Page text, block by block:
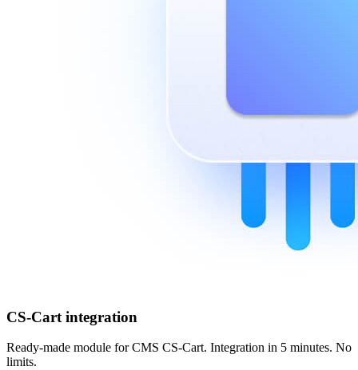
CS-Cart integration
Ready-made module for CMS CS-Cart. Integration in 5 minutes. No
limits.